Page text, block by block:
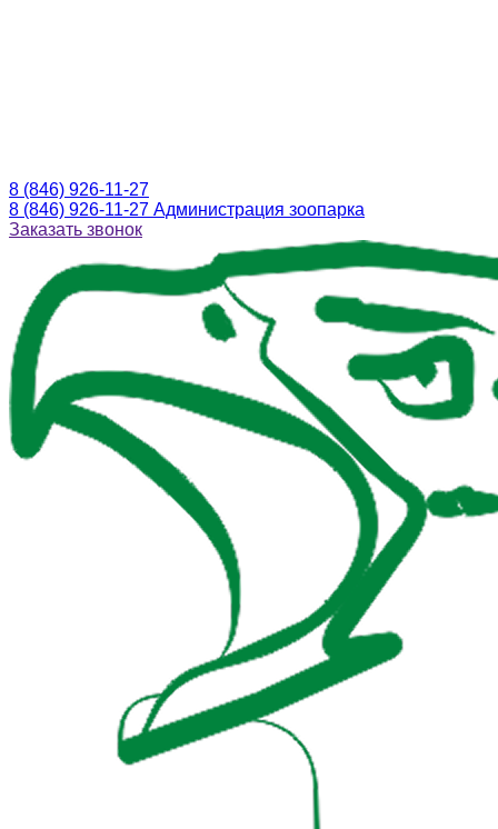
8 (846) 926-11-27
8 (846) 926-11-27 Администрация зоопарка
Заказать звонок